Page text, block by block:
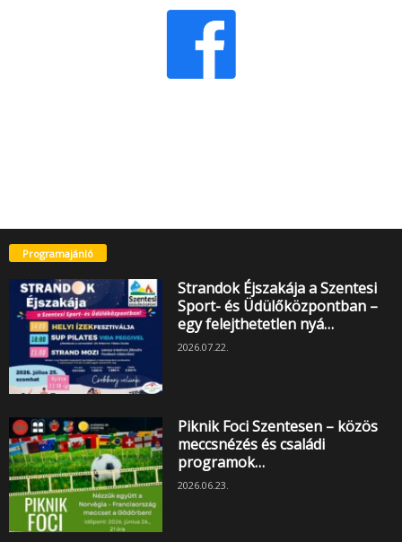
Programajánló
Strandok Éjszakája a Szentesi
Sport- és Üdülőközpontban –
egy felejthetetlen nyá…
2026.07.22.
Piknik Foci Szentesen – közös
meccsnézés és családi
programok…
2026.06.23.